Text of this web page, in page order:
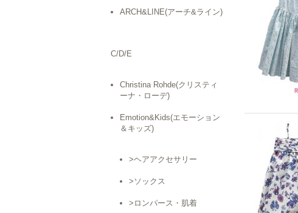
ARCH&LINE(アーチ&ライン)
C/D/E
Christina Rohde(クリスティ
ーナ・ローデ)
Emotion&Kids(エモーション
＆キッズ)
>ヘアアクセサリー
>ソックス
>ロンパース・肌着